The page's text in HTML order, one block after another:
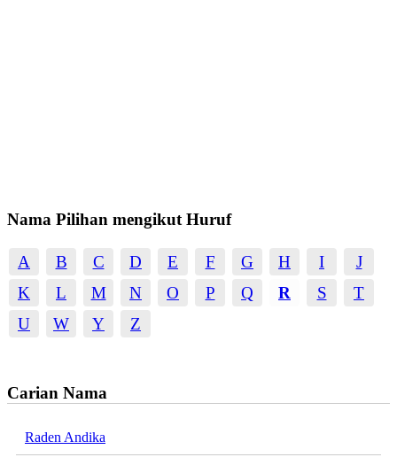
Nama Pilihan mengikut Huruf
A B C D E F G H I
J
K
L M N O P Q R S
T
U
W Y Z
Carian Nama
Raden Andika